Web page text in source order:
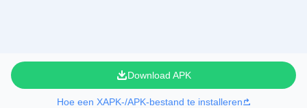
Download APK
Hoe een XAPK-/APK-bestand te installeren